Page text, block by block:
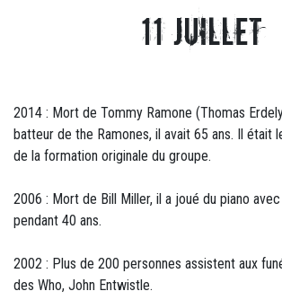
11 juillet
2014 : Mort de Tommy Ramone (Thomas
batteur de the Ramones, il avait 65 ans. Il était
de la formation originale du groupe.
2006 : Mort de Bill Miller, il a joué du piano
pendant 40 ans.
2002 : Plus de 200 personnes assistent aux
des Who, John Entwistle.